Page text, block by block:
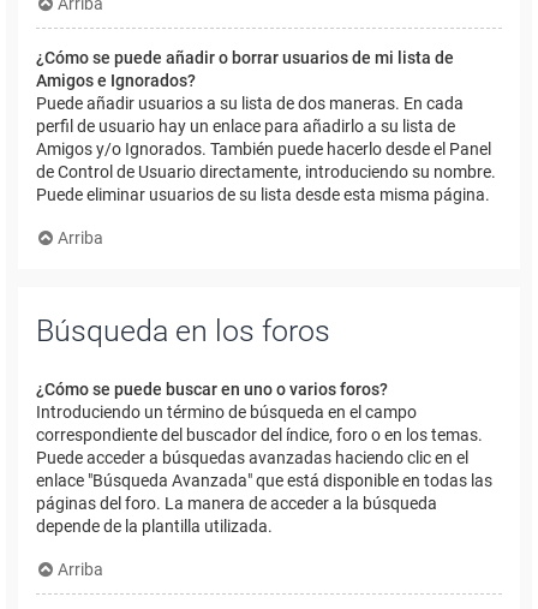
¿Cómo se puede añadir o borrar usuarios de mi lista de
Amigos e Ignorados?
Puede añadir usuarios a su lista de dos maneras. En cada
perfil de usuario hay un enlace para añadirlo a su lista de
Amigos y/o Ignorados. También puede hacerlo desde el Panel
de Control de Usuario directamente, introduciendo su nombre.
Puede eliminar usuarios de su lista desde esta misma página.
Arriba
Búsqueda en los foros
¿Cómo se puede buscar en uno o varios foros?
Introduciendo un término de búsqueda en el campo
correspondiente del buscador del índice, foro o en los temas.
Puede acceder a búsquedas avanzadas haciendo clic en el
enlace "Búsqueda Avanzada" que está disponible en todas las
páginas del foro. La manera de acceder a la búsqueda
depende de la plantilla utilizada.
Arriba